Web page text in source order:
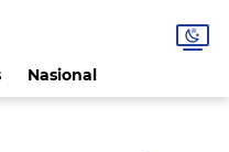
Nasional